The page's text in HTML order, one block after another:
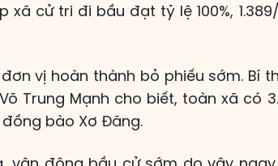
cử tri đi bầu đạt tỷ lệ 100%,
vị hoàn thành bỏ phiếu sớm. Bí
Trung Mạnh cho biết, toàn xã có
bào Xơ Đăng.